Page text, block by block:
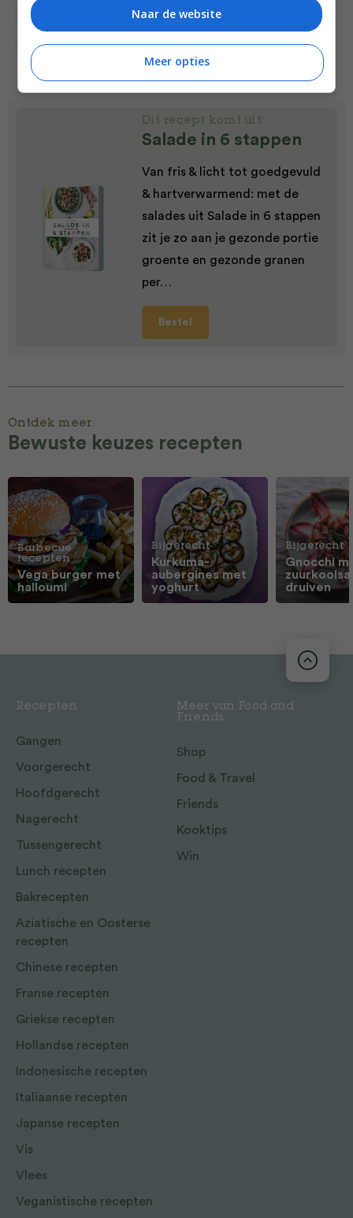
Vegetarische recepten Voorgerecht
Wat eten we vandaag? Zomerrecepten
Dit recept komt uit:
Salade in 6 stappen
Van fris & licht tot goedgevuld
& hartverwarmend: met de
salades uit Salade in 6 stappen
zit je zo aan je gezonde portie
groente en gezonde granen
per…
Bestel
Ontdek meer
Bewuste keuzes recepten
Barbecue
recepten
Vega burger met
halloumi
Bijgerecht
Kurkuma-
aubergines met
yoghurt
Bijgerecht
Gnocchi
druiven
Naar de website
Meer opties
Recepten
Gangen
Voorgerecht
Hoofdgerecht
Nagerecht
Tussengerecht
Lunch recepten
Bakrecepten
Aziatische en Oosterse
recepten
Chinese recepten
Franse recepten
Griekse recepten
Hollandse recepten
Indonesische recepten
Italiaanse recepten
Japanse recepten
Vis
Vlees
Veganistische recepten
Meer van Food and
Friends
Shop
Food & Travel
Friends
Kooktips
Win